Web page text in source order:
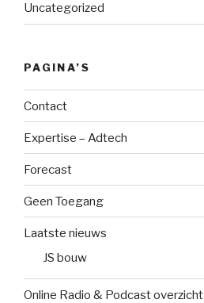
Uncategorized
PAGINA’S
Contact
Expertise – Adtech
Forecast
Geen Toegang
Laatste nieuws
JS bouw
Online Radio & Podcast overzicht